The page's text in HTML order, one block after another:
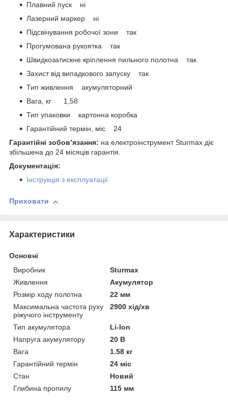
Плавний пуск ні
Лазерний маркер ні
Підсвічування робочої зони так
Прогумована рукоятка так
Швидкозатискне кріплення пильного полотна так
Захист від випадкового запуску так
Тип живлення акумуляторний
Вага, кг 1,58
Тип упаковки картонна коробка
Гарантійний термін, міс 24
Гарантійні зобов’язання: на електроінструмент Sturmax діє
збільшена до 24 місяців гарантія.
Документація:
Інструкція з експлуатації
Приховати
Характеристики
Основні
Виробник
Sturmax
Живлення
Акумулятор
Розмір ходу полотна
22 мм
Максимальна частота руху
ріжучого інструменту
2900 хід/хв
Тип акумулятора
Li-Ion
Напруга акумулятору
20 В
Вага
1.58 кг
Гарантійний термін
24 міс
Стан
Новий
Глибина пропилу
115 мм